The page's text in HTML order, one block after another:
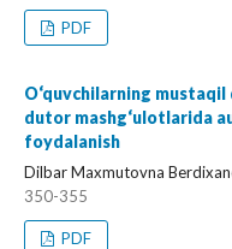
PDF
O‘quvchilarning
dutor mashg‘ulotlarida
foydalanish
Dilbar Maxmutovna
350-355
PDF